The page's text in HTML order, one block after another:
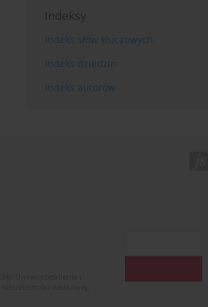
Indeksy
Indeks słów kluczowych
Indeks dziedzin
Indeks autorów